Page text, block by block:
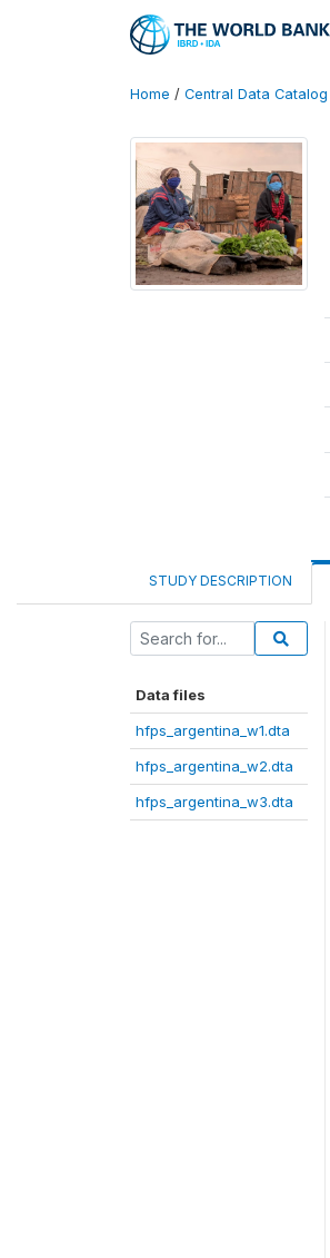
Home / Central Data Catalog
STUDY DESCRIPTION
Data files
hfps_argentina_w1.dta
hfps_argentina_w2.dta
hfps_argentina_w3.dta